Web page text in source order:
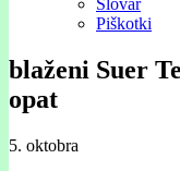
Slovar
Piškotki
blaženi Suer
opat
5. oktobra